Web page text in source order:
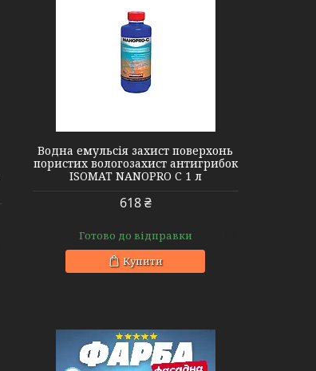
Водна емульсія захист поверхонь
пористих вологозахист антигрибок
ISOMAT NANOPRO C 1 л
618 ₴
Готово до відправки
Купити